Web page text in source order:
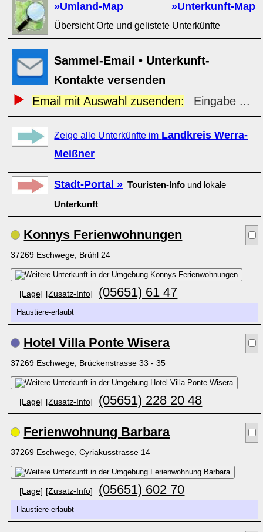
»Umland-Map »Unterkunft-Map
Übersicht Orte und gelistete Unterkünfte
Sammel-Email • Unterkunft-
Kontakte versenden
Email mit Auswahl zusenden:
Eingabe ...
Zeige alle Unterkünfte im Landkreis Werra-
Meißner
Stadt-Portal » Touristen-Info und lokale
Unterkunft
Konnys Ferienwohnungen
37269 Eschwege, Brühl 24
[Lage] [Zusatz-Info] (05651) 61 47
Haustiere-erlaubt
Hotel Villa Ponte Wisera
37269 Eschwege, Brückenstrasse 33 - 35
[Lage] [Zusatz-Info] (05651) 228 20 48
Ferienwohnung Barbara
37269 Eschwege, Cyriakusstrasse 14
[Lage] [Zusatz-Info] (05651) 602 70
Haustiere-erlaubt